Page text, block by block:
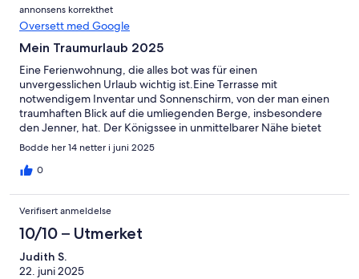
annonsens korrekthet
Oversett med Google
Mein Traumurlaub 2025
Eine Ferienwohnung, die alles bot was für einen
unvergesslichen Urlaub wichtig ist.Eine Terrasse mit
notwendigem Inventar und Sonnenschirm, von der man einen
traumhaften Blick auf die umliegenden Berge, insbesondere
den Jenner, hat. Der Königssee in unmittelbarer Nähe bietet
seinen Malerweg mit Bilderbuch-Aussichten auf den See und
eine unvergesslich schöne Schifffahrt auf dem Königssee .
Bodde her 14 netter i juni 2025
0
Verifisert anmeldelse
10/10 – Utmerket
Judith S.
22. juni 2025